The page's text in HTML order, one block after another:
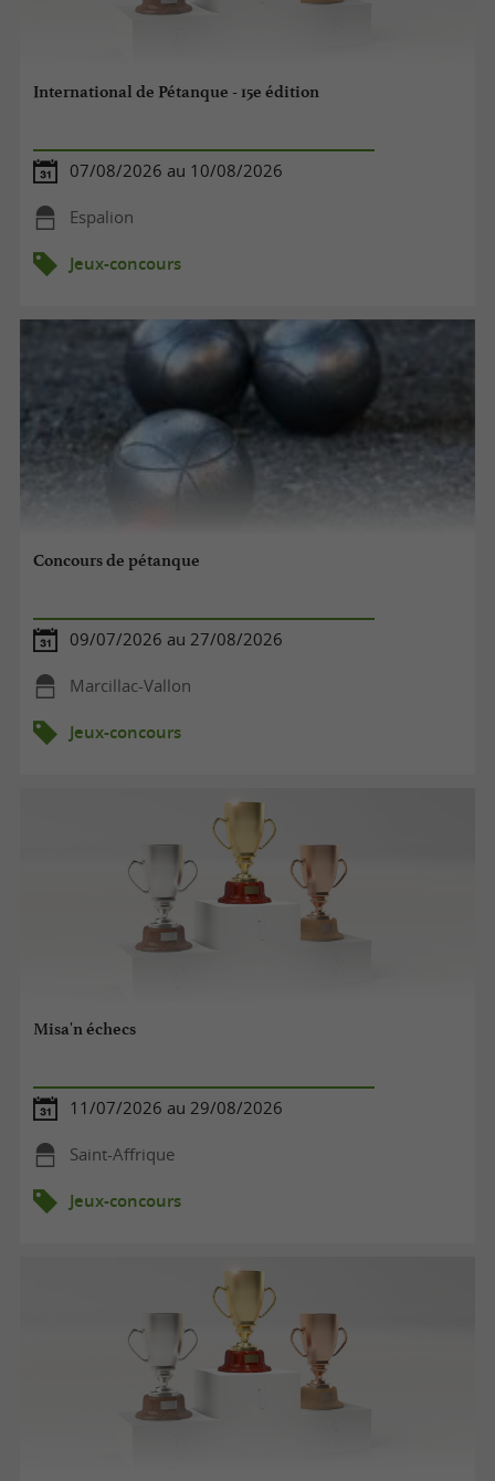
International de Pétanque - 15e édition
07/08/2026 au 10/08/2026
Espalion
Jeux-concours
Concours de pétanque
09/07/2026 au 27/08/2026
Marcillac-Vallon
Jeux-concours
Misa'n échecs
11/07/2026 au 29/08/2026
Saint-Affrique
Jeux-concours